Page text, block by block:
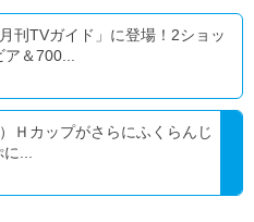
刊TVガイド」に登場！2ショッ
＆700...
Ｈカップがさらにふくらんじ
...